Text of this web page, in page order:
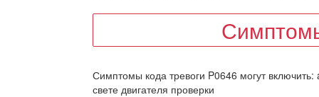
Симптомы кода тревоги P0646 могут
свете двигателя проверки